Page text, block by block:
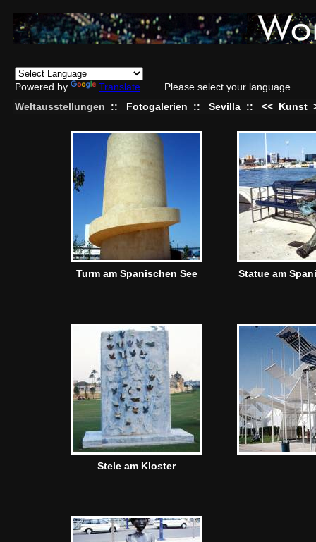
Powered by Translate
Please select your language
Weltausstellungen
:: Fotogalerien :: Sevilla :: << Kunst
Turm am Spanischen See Statue am
Stele am Kloster